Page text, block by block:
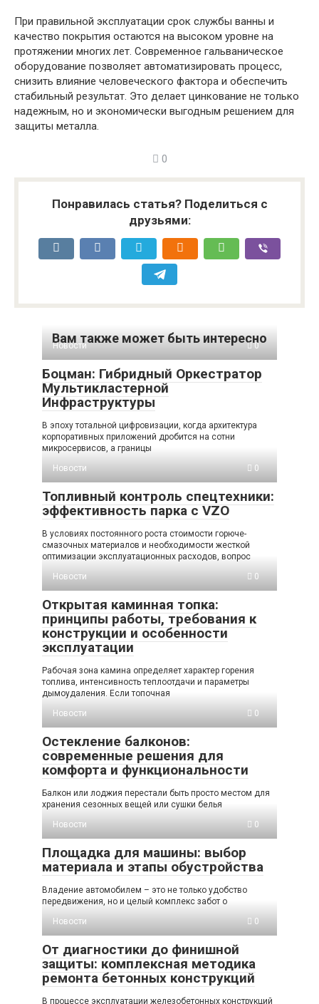
При правильной эксплуатации срок службы ванны и
качество покрытия остаются на высоком уровне на
протяжении многих лет. Современное гальваническое
оборудование позволяет автоматизировать процесс,
снизить влияние человеческого фактора и обеспечить
стабильный результат. Это делает цинкование не только
надежным, но и экономически выгодным решением для
защиты металла.
0
Понравилась статья? Поделиться с
друзьями:
Вам также может быть интересно
Новости 0
Боцман: Гибридный Оркестратор
Мультикластерной
Инфраструктуры
В эпоху тотальной цифровизации, когда архитектура
корпоративных приложений дробится на сотни
микросервисов, а границы
Новости
0
Топливный контроль спецтехники:
эффективность парка с VZO
В условиях постоянного роста стоимости горюче-
смазочных материалов и необходимости жесткой
оптимизации эксплуатационных расходов, вопрос
Новости
0
Открытая каминная топка:
принципы работы, требования к
конструкции и особенности
эксплуатации
Рабочая зона камина определяет характер горения
топлива, интенсивность теплоотдачи и параметры
дымоудаления. Если топочная
Новости
0
Остекление балконов:
современные решения для
комфорта и функциональности
Балкон или лоджия перестали быть просто местом для
хранения сезонных вещей или сушки белья
Новости
0
Площадка для машины: выбор
материала и этапы обустройства
Владение автомобилем – это не только удобство
передвижения, но и целый комплекс забот о
Новости
0
От диагностики до финишной
защиты: комплексная методика
ремонта бетонных конструкций
В процессе эксплуатации железобетонных конструкций